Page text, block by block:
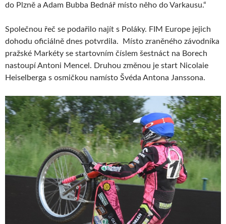
do Plzně a Adam Bubba Bednář místo něho do Varkausu.“
Společnou řeč se podařilo najít s Poláky. FIM Europe jejich
dohodu oficiálně dnes potvrdila. Místo zraněného závodníka
pražské Markéty se startovním číslem šestnáct na Borech
nastoupí Antoni Mencel. Druhou změnou je start Nicolaie
Heiselberga s osmičkou namísto Švéda Antona Janssona.